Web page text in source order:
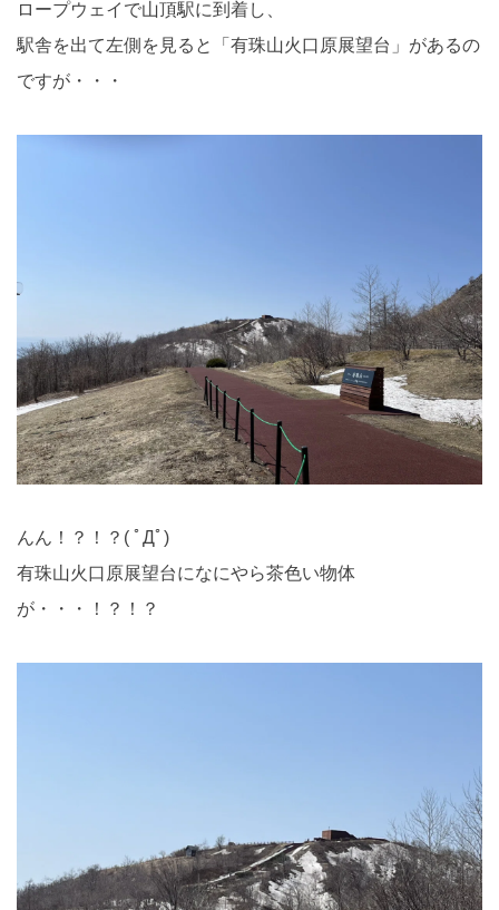
ロープウェイで山頂駅に到着し、
駅舎を出て左側を見ると「有珠山火口原展望台」があるの
ですが・・・
んん！？！？( ﾟДﾟ)
有珠山火口原展望台になにやら茶色い物体
が・・・！？！？